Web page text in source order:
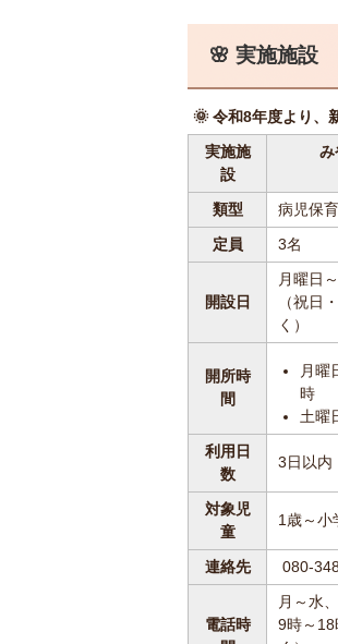
🌸 実施施設
🌞 令和8年度より、
実施施
設
み
類型
病児保育
定員
3名
開設日
月曜日
（祝日
く）
開所時
間
月曜
時
土曜
利用日
数
3日以内
対象児
童
1歳～小
連絡先 080-
電話時
月～水
9時～18